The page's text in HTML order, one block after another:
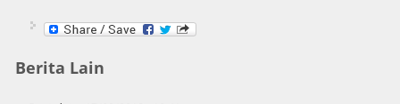
Berita Lain